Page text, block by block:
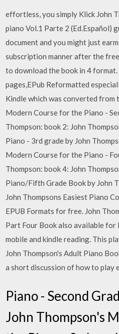
effortless, you simply Klick John
piano Vol.1 Parte 2 (Ed.Español)
document and you might just
subscription manner after the
to download the book in 4
pages,EPub Reformatted
Kindle which was converted from
Modern Course for the Piano -
Thompson: book 2: John
Piano - 3rd grade by John
Modern Course for the Piano -
Thompson: book 4: John
Piano/Fifth Grade Book by John
John Thompsons Easiest Piano
EPUB Formats for free. John
Part Four Book also available for
mobile and kindle reading. This
John Thompson's Adult Piano
a short discussion of how to play
Piano - Second
John Thompson's